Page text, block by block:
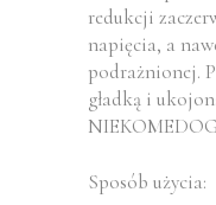
redukcji
napięcia, a
podrażnionej.
gładką i
Sposób użycia: